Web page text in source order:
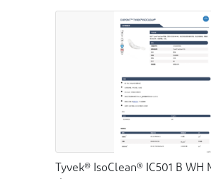
Tyvek® IsoClean® IC501 B WH